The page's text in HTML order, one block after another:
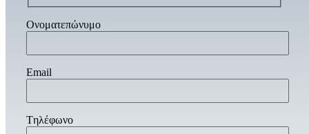
Ονοματεπώνυμο
Email
Tηλέφωνο